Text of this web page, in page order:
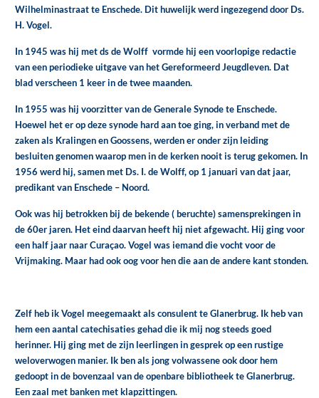
Wilhelminastraat te Enschede. Dit huwelijk werd ingezegend door Ds.
H. Vogel.
In 1945 was hij met ds de Wolff vormde hij een voorlopige redactie
van een periodieke uitgave van het Gereformeerd Jeugdleven. Dat
blad verscheen 1 keer in de twee maanden.
In 1955 was hij voorzitter van de Generale Synode te Enschede.
Hoewel het er op deze synode hard aan toe ging, in verband met de
zaken als Kralingen en Goossens, werden er onder zijn leiding
besluiten genomen waarop men in de kerken nooit is terug gekomen. In
1956 werd hij, samen met Ds. I. de Wolff, op 1 januari van dat jaar,
predikant van Enschede – Noord.
Ook was hij betrokken bij de bekende ( beruchte) samensprekingen in
de 60er jaren. Het eind daarvan heeft hij niet afgewacht. Hij ging voor
een half jaar naar Curaçao. Vogel was iemand die vocht voor de
Vrijmaking. Maar had ook oog voor hen die aan de andere kant stonden.
Zelf heb ik Vogel meegemaakt als consulent te Glanerbrug. Ik heb van
hem een aantal catechisaties gehad die ik mij nog steeds goed
herinner. Hij ging met de zijn leerlingen in gesprek op een rustige
weloverwogen manier. Ik ben als jong volwassene ook door hem
gedoopt in de bovenzaal van de openbare bibliotheek te Glanerbrug.
Een zaal met banken met klapzittingen.